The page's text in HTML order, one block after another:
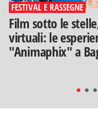
FESTIVAL E RASSEGNE
Film sotto le
virtuali: le
"Animaphix" a